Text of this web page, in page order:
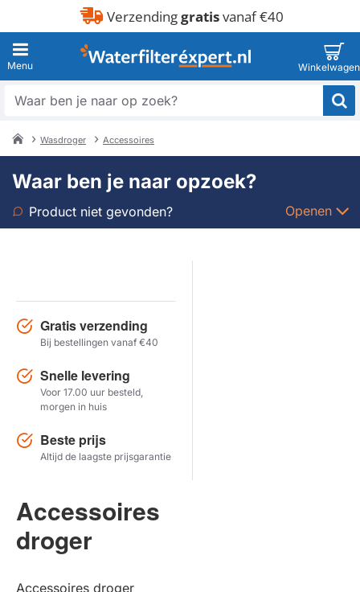
Verzendinggratisvanaf €40
Waar
zoek?
Wasdroger Accessoires
Waar ben je naar opzoek?
Product niet gevonden? Openen
Model
Herstel zoekopdracht
Gratis verzending
Bij bestellingen vanaf €40
Snelle levering
Voor 17.00 uur besteld,
morgen in huis
Beste prijs
Altijd de laagste prijsgarantie
Accessoires
droger
Accessoires droger